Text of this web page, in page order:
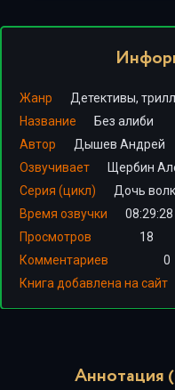
Жанр Детективы,
Название
Без алиби
Автор
Дышев Андрей
Озвучивает
Щербин
Серия (цикл)
Дочь
Время озвучки
08:29:28
Просмотров
18
Комментариев
0
Книга добавлена на сайт
Аннотация